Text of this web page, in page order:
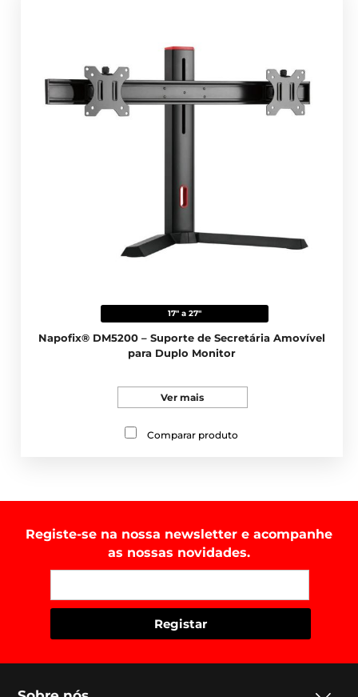
17" a 27"
Napofix® DM5200 – Suporte de Secretária Amovível
para Duplo Monitor
Ver mais
Comparar produto
Registe-se na nossa newsletter e acompanhe
as nossas novidades.